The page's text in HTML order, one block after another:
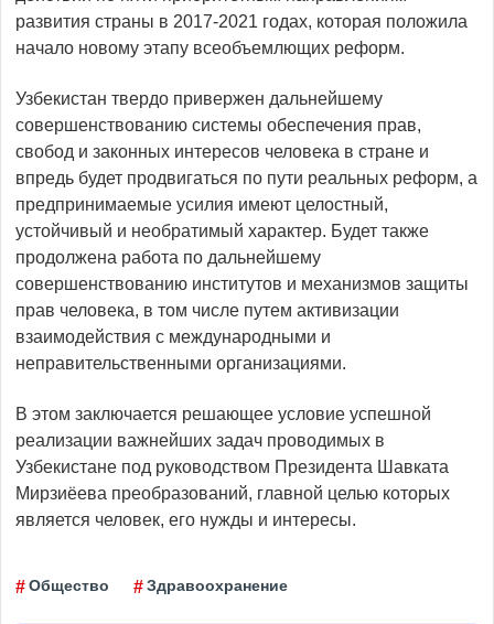
развития страны в 2017-2021 годах, которая положила
начало новому этапу всеобъемлющих реформ.
Узбекистан твердо привержен дальнейшему
совершенствованию системы обеспечения прав,
свобод и законных интересов человека в стране и
впредь будет продвигаться по пути реальных реформ, а
предпринимаемые усилия имеют целостный,
устойчивый и необратимый характер. Будет также
продолжена работа по дальнейшему
совершенствованию институтов и механизмов защиты
прав человека, в том числе путем активизации
взаимодействия с международными и
неправительственными организациями.
В этом заключается решающее условие успешной
реализации важнейших задач проводимых в
Узбекистане под руководством Президента Шавката
Мирзиёева преобразований, главной целью которых
является человек, его нужды и интересы.
Общество Здравоохранение